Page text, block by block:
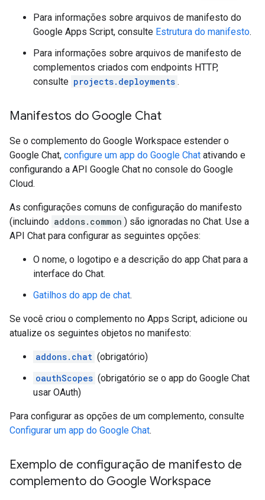
Para informações sobre arquivos de manifesto do
Google Apps Script, consulte Estrutura do manifesto.
Para informações sobre arquivos de manifesto de
complementos criados com endpoints HTTP,
consulte projects.deployments .
Manifestos do Google Chat
Se o complemento do Google Workspace estender o
Google Chat, configure um app do Google Chat ativando e
configurando a API Google Chat no console do Google
Cloud.
As configurações comuns de configuração do manifesto
(incluindo addons.common ) são ignoradas no Chat. Use a
API Chat para configurar as seguintes opções:
O nome, o logotipo e a descrição do app Chat para a
interface do Chat.
Gatilhos do app de chat.
Se você criou o complemento no Apps Script, adicione ou
atualize os seguintes objetos no manifesto:
addons.chat (obrigatório)
oauthScopes (obrigatório se o app do Google Chat
usar OAuth)
Para configurar as opções de um complemento, consulte
Configurar um app do Google Chat.
Exemplo de configuração de manifesto de
complemento do Google Workspace